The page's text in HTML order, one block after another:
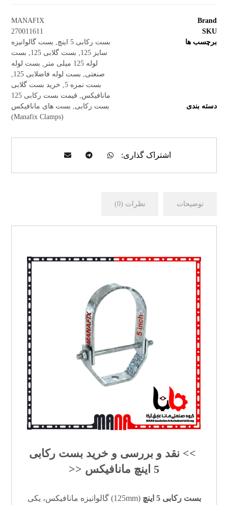
Brand
MANAFIX
SKU
270011611
برچسب ها
بست رکابی 5 اینچ
بست گالوانیزه
سایز 125
بست گلابی 125
بست
لوله 125 میلی متر
بست لوله
صنعتی
بست لوله فاضلابی 125
بست نمره 5
, خرید بست گلابی
مانافیکس
قیمت بست رکابی 125
دسته بندی
بست رکابی
بست های مانافیکس
(Manafix Clamps)
توضیحات نظرات (0)
>> نقد و بررسی و خرید بست رکابی
5 اینچ
مانافیکس <<
بست رکابی 5 اینچ
(125mm) گالوانیزه مانافیکس، یکی